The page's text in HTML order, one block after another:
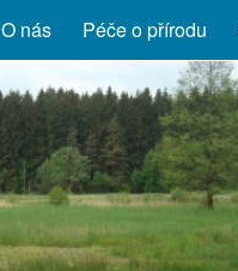
O nás Péče o přírodu